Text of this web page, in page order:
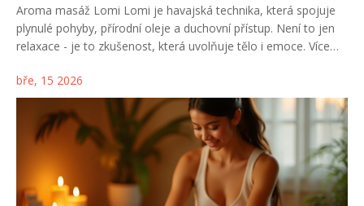
Aroma masáž Lomi Lomi je havajská technika, která spojuje
plynulé pohyby, přírodní oleje a duchovní přístup. Není to jen
relaxace - je to zkušenost, která uvolňuje tělo i emoce. Více
tělu.
bře, 15 2026